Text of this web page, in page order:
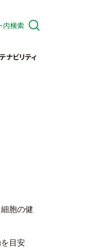
内検索
ナビリティ
胞の健
目安